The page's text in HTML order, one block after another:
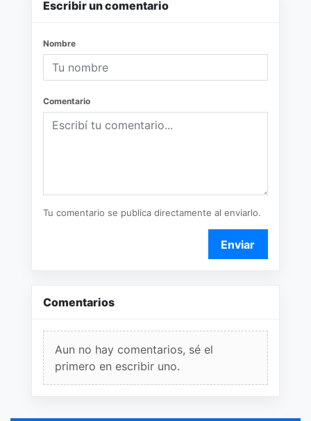
Escribir un comentario
Nombre
Comentario
Tu comentario se publica directamente al enviarlo.
Enviar
Comentarios
Aun no hay comentarios, sé el
primero en escribir uno.